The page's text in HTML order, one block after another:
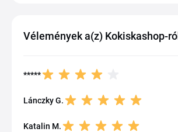
Vélemények a(z) Kokiskashop-ról
*****
Lánczky G.
Katalin M.